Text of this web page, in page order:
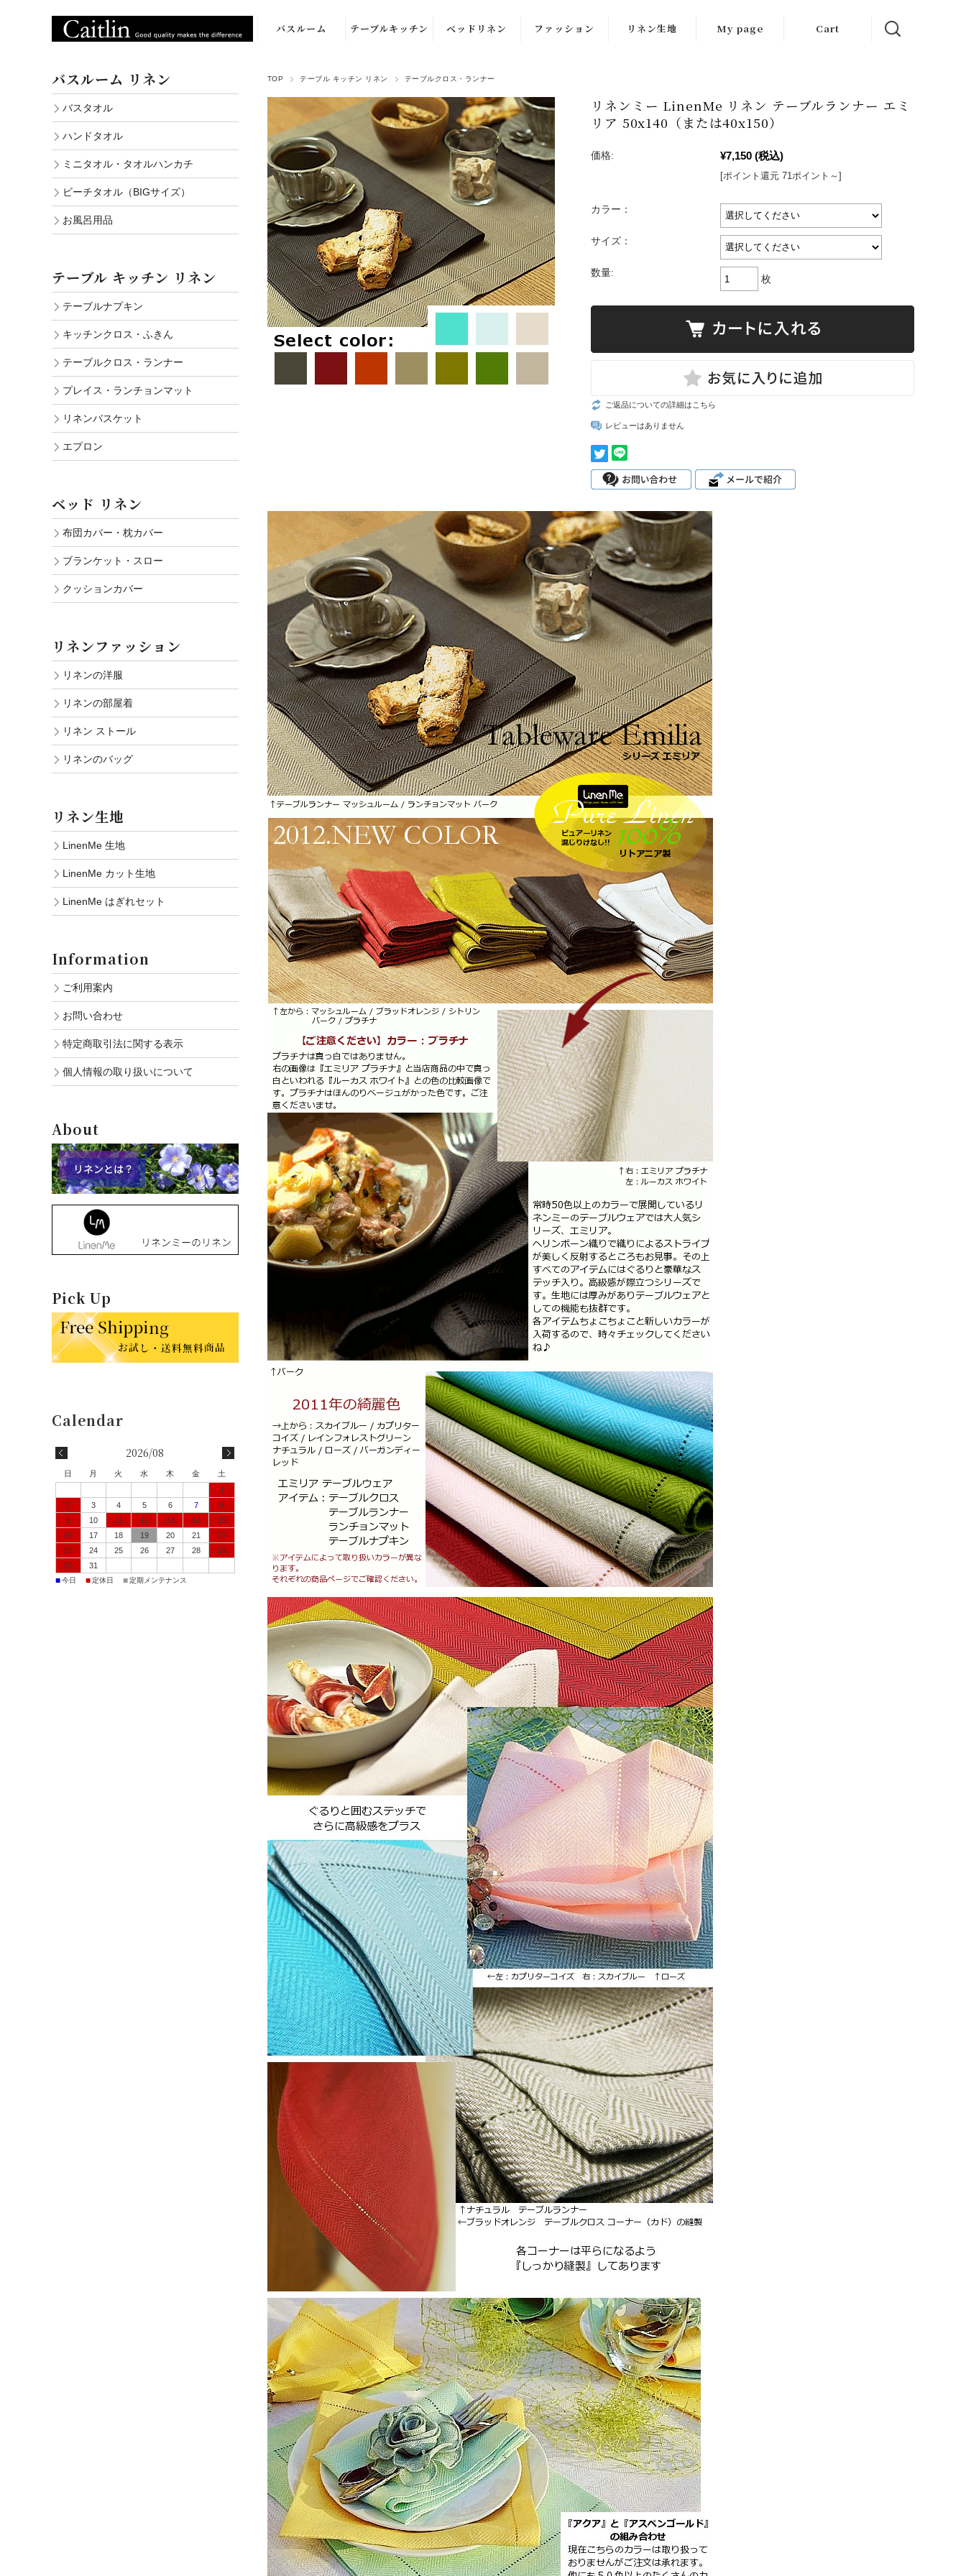
バスルーム
ハンドタオル
ミニタオル
ビーチタオル
（BIGサイズ）
お風呂用品
テーブルキッチン
ン
キッチンクロ
ス・ふきん
テーブルクロ
ス・ランナー
プレイス・ラン
チョンマット
バスケット
エプロン
ベッドリネン
カバー
ブランケット・
スロー
クッションカバ
ー
ファッション
部屋着
ストール
バッグ
リネン生地
はぎれ
My page Cart
TOP テーブル キッチン リネン テーブルクロス・ランナー
リネンミー LinenMe リネン テーブルランナー エミ
リア 50x140（または40x150）
価格: ¥7,150 (税込)
[ポイント還元 71ポイント～]
カラー：
サイズ：
数量:
枚
ご返品についての詳細はこちら
レビューはありません
バスルーム リネン
バスタオル
ハンドタオル
ミニタオル・タオルハンカチ
ビーチタオル（BIGサイズ）
お風呂用品
テーブル キッチン リネン
テーブルナプキン
キッチンクロス・ふきん
テーブルクロス・ランナー
プレイス・ランチョンマット
リネンバスケット
エプロン
ベッド リネン
布団カバー・枕カバー
ブランケット・スロー
クッションカバー
リネンファッション
リネンの洋服
リネンの部屋着
リネン ストール
リネンのバッグ
リネン生地
LinenMe 生地
LinenMe カット生地
LinenMe はぎれセット
Information
ご利用案内
お問い合わせ
特定商取引法に関する表示
個人情報の取り扱いについて
About
Pick Up
2026/08
日 月 火 水 木 金
土
1
2
3 4 5 6 7
8
9
10 11 12 13 14
15
16
17 18 19 20 21
22
23
24 25 26 27 28
29
30
31
■今日 ■定休日 ■定期メンテナンス